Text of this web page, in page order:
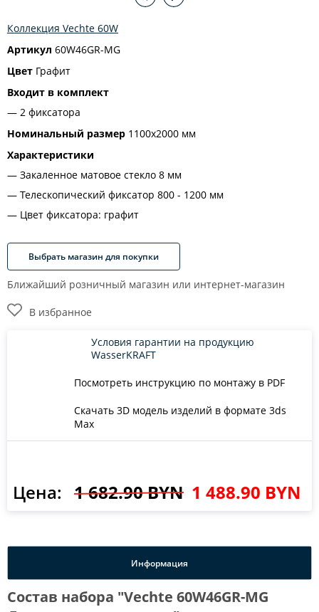
Коллекция Vechte 60W
Артикул 60W46GR-MG
Цвет Графит
Входит в комплект
2 фиксатора
Номинальный размер 1100x2000 мм
Характеристики
Закаленное матовое стекло 8 мм
Телескопический фиксатор 800 - 1200 мм
Цвет фиксатора: графит
Выбрать магазин для покупки
Ближайший розничный магазин или интернет-магазин
В избранное
Посмотреть инструкцию по монтажу в PDF
Скачать 3D модель изделий в формате 3ds
Max
Условия гарантии на продукцию
WasserKRAFT
Цена: 1 682.90 BYN 1 488.90 BYN
Информация
Состав набора "Vechte 60W46GR-MG